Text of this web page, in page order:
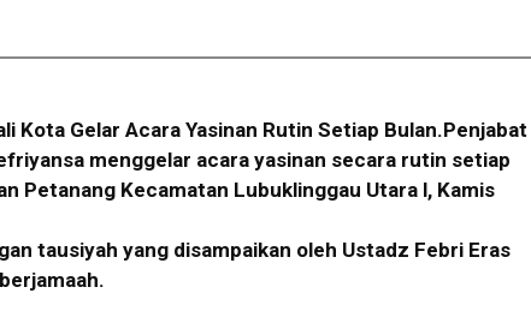
Kota Gelar Acara Yasinan Rutin Setiap Bulan.Penjabat
menggelar acara yasinan secara rutin setiap
Petanang Kecamatan Lubuklinggau Utara l, Kamis
tausiyah yang disampaikan oleh Ustadz Febri Eras